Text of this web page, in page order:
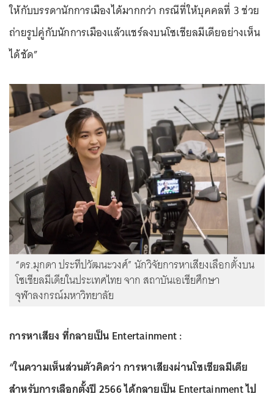
ให้กับบรรดานักการเมืองได้มากกว่า กรณีที่ให้บุคคลที่ 3 ช่วย
ถ่ายรูปคู่กับนักการเมืองแล้วแชร์ลงบนโซเชียลมีเดียอย่างเห็น
ได้ชัด”
“ดร.มุกดา ประทีปวัฒนะวงศ์” นักวิจัยการหาเสียงเลือกตั้งบน
โซเชียลมีเดียในประเทศไทย จาก สถาบันเอเชียศึกษา
จุฬาลงกรณ์มหาวิทยาลัย
การหาเสียง ที่กลายเป็น Entertainment :
“ในความเห็นส่วนตัวคิดว่า การหาเสียงผ่านโซเชียลมีเดีย
สำหรับการเลือกตั้งปี 2566 ได้กลายเป็น Entertainment ไป